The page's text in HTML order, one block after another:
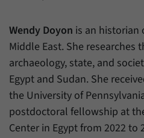
Wendy Doyon is an historian
Middle East. She
archaeology, state, and
Egypt and Sudan. She
the University of
postdoctoral fellowship at
Center in Egypt from 2022 to
Zweck
Webseiten-
Name _pk_ref
Anbieter Matomo
Laufzeit 6 Monate
Zweck
Mit diesem
welcher
Besucher durch